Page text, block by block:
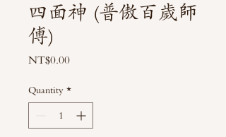
四面神 (普傲百歲師
傅)
NT$0.00Price
Quantity *